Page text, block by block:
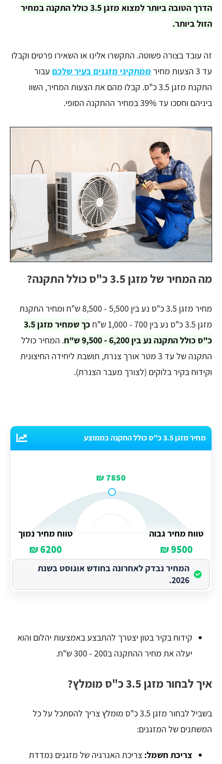
הדרך הטובה ביותר למצוא מזגן 3.5 כולל התקנה במחיר
הזול ביותר.
זה עובד בצורה פשוטה. התקשרו אלינו או השאירו פרטים וקבלו
עד 3 הצעות מחיר
ממתקיני מזגנים בעיר שלכם עבור
התקנת מזגן 3.5 כ"ס. קבלו מהם את הצעות המחיר, השוו
ביניהם וחסכו עד 39% במחיר ההתקנה הסופי.
מה המחיר של מזגן 3.5 כ"ס כולל התקנה?
מחיר מזגן 3.5 כ"ס נע בין 5,500 - 8,500 ש"ח ומחיר התקנת
מזגן 3.5 כ"ס נע בין 700 - 1,000 ש"ח
כך שמחיר מזגן 3.5
כ"ס כולל התקנה נע בין 6,200 - 9,500 ש"ח
. המחיר כולל
התקנה של עד 3 מטר אורך צנרת, תושבת ליחידה החיצונית
וקידוח בקיר בלוקים (לצורך מעבר הצנרת).
מחיר מזגן 3.5 כ"ס כולל התקנה בממוצע
7850 ₪
טווח מחיר גבוה
9500 ₪
טווח מחיר נמוך
6200 ₪
המחיר נבדק לאחרונה בחודש אוגוסט בשנת
2026.
קידוח בקיר בטון יצטרך להתבצע באמצעות יהלום והוא
יעלה את מחיר ההתקנה ב200 - 300 ש"ח.
איך לבחור מזגן 3.5 כ"ס מומלץ?
בשביל לבחור מזגן 3.5 כ"ס מומלץ צריך להסתכל על כל
המשתנים של המזגנים:
צריכת חשמל: צריכת האנרגיה של מזגנים נמדדת